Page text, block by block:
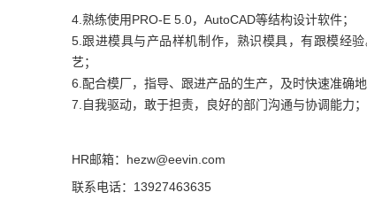
4.熟练使用PRO-E 5.0，AutoCAD等结构设计软件；
5.跟进模具与产品样机制作，熟识模具，有跟模经
艺；
6.配合模厂，指导、跟进产品的生产，及时快速准确
7.自我驱动，敢于担责，良好的部门沟通与协调能力
HR邮箱：hezw@eevin.com
联系电话：13927463635